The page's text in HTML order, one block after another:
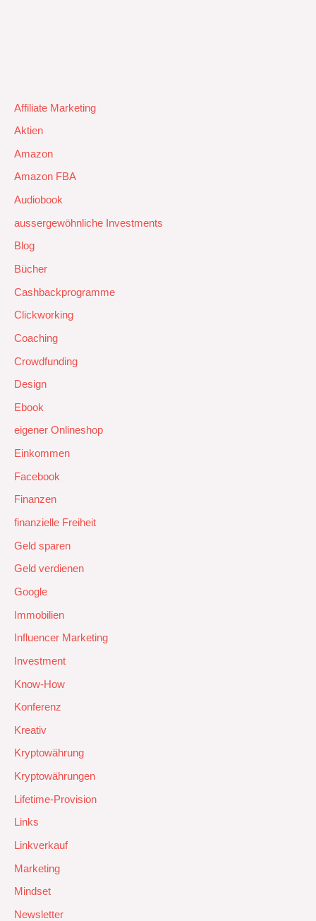
Affiliate Marketing
Aktien
Amazon
Amazon FBA
Audiobook
aussergewöhnliche Investments
Blog
Bücher
Cashbackprogramme
Clickworking
Coaching
Crowdfunding
Design
Ebook
eigener Onlineshop
Einkommen
Facebook
Finanzen
finanzielle Freiheit
Geld sparen
Geld verdienen
Google
Immobilien
Influencer Marketing
Investment
Know-How
Konferenz
Kreativ
Kryptowährung
Kryptowährungen
Lifetime-Provision
Links
Linkverkauf
Marketing
Mindset
Newsletter